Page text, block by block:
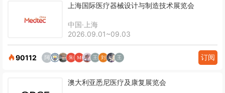
上海国际医疗器械设计与制造技术展览会
中国·上海
2026.09.01~09.03
90112 订阅
澳大利亚悉尼医疗及康复展览会